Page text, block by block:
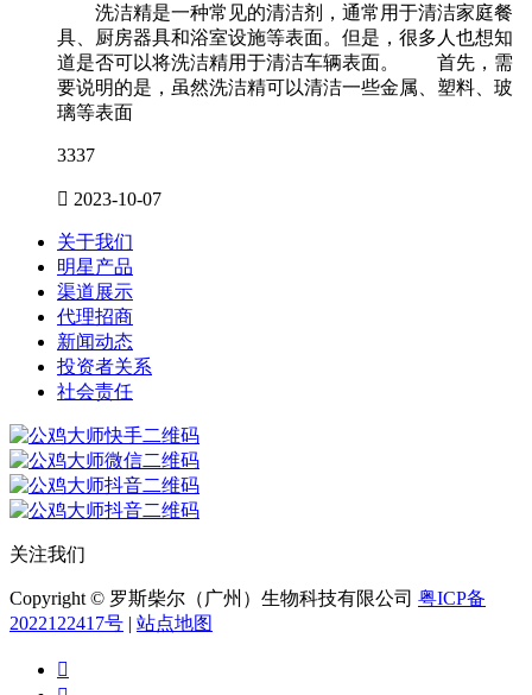
洗洁精是一种常见的清洁剂，通常用于清洁家庭餐
具、厨房器具和浴室设施等表面。但是，很多人也想知
道是否可以将洗洁精用于清洁车辆表面。 首先，需
要说明的是，虽然洗洁精可以清洁一些金属、塑料、玻
璃等表面
3337
 2023-10-07
关于我们
明星产品
渠道展示
代理招商
新闻动态
投资者关系
社会责任
关注我们
Copyright © 罗斯柴尔（广州）生物科技有限公司 粤ICP备
2022122417号 | 站点地图
